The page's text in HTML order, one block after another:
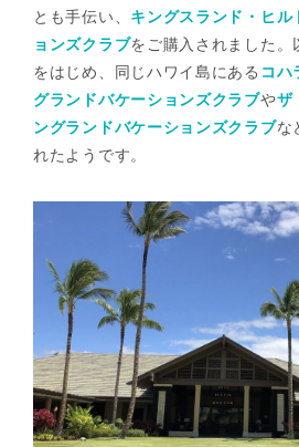
とも手伝い、 キングスランド・ヒ
ョンズクラブをご購入されました。
をはじめ、同じハワイ島にある コハ
グランドバケーションズクラブやザ
ングランドバケーションズクラブな
れたようです。